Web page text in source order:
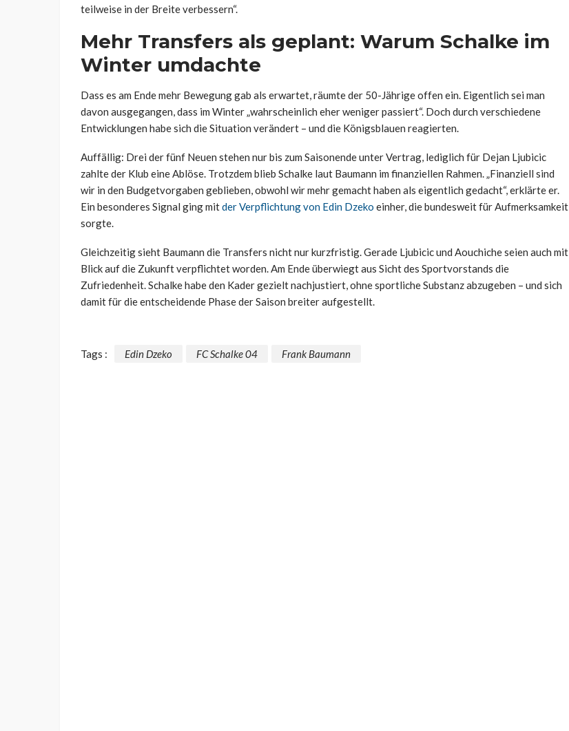
teilweise in der Breite verbessern“.
Mehr Transfers als geplant: Warum Schalke im
Winter umdachte
Dass es am Ende mehr Bewegung gab als erwartet, räumte der 50-Jährige offen ein. Eigentlich sei man
davon ausgegangen, dass im Winter „wahrscheinlich eher weniger passiert“. Doch durch verschiedene
Entwicklungen habe sich die Situation verändert – und die Königsblauen reagierten.
Auffällig: Drei der fünf Neuen stehen nur bis zum Saisonende unter Vertrag, lediglich für Dejan Ljubicic
zahlte der Klub eine Ablöse. Trotzdem blieb Schalke laut Baumann im finanziellen Rahmen. „Finanziell sind
wir in den Budgetvorgaben geblieben, obwohl wir mehr gemacht haben als eigentlich gedacht“, erklärte er.
Ein besonderes Signal ging mitder Verpflichtung von Edin Dzeko einher, die bundesweit für Aufmerksamkeit
sorgte.
Gleichzeitig sieht Baumann die Transfers nicht nur kurzfristig. Gerade Ljubicic und Aouchiche seien auch mit
Blick auf die Zukunft verpflichtet worden. Am Ende überwiegt aus Sicht des Sportvorstands die
Zufriedenheit. Schalke habe den Kader gezielt nachjustiert, ohne sportliche Substanz abzugeben – und sich
damit für die entscheidende Phase der Saison breiter aufgestellt.
Tags : Edin Dzeko FC Schalke 04 Frank Baumann